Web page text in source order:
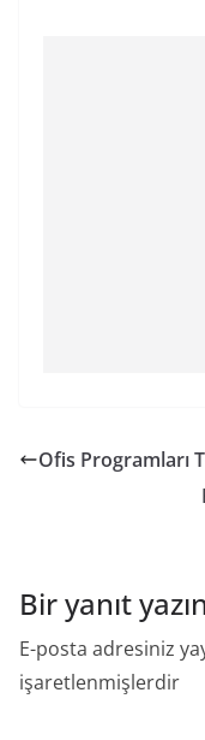
Ofis Programları
Bir yanıt yazın
E-posta adresiniz
işaretlenmişlerdir